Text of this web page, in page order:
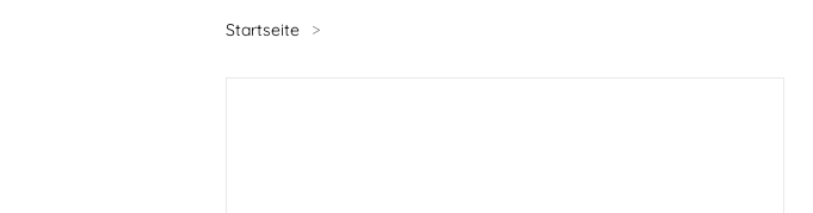
Startseite >